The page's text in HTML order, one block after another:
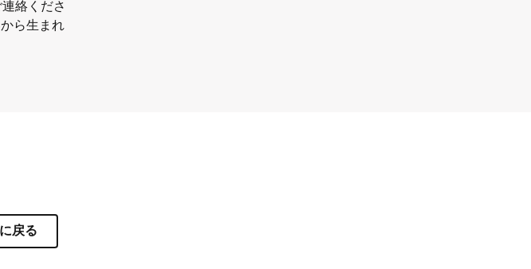
絡くださ
ら生まれ
戻る